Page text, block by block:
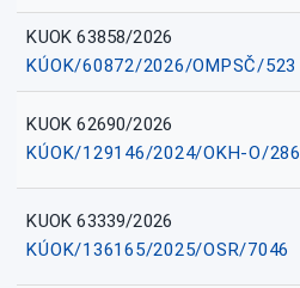
KUOK 63858/2026
KÚOK/60872/2026/OMPSČ/523
KUOK 62690/2026
KÚOK/129146/2024/OKH-O/286
KUOK 63339/2026
KÚOK/136165/2025/OSR/7046